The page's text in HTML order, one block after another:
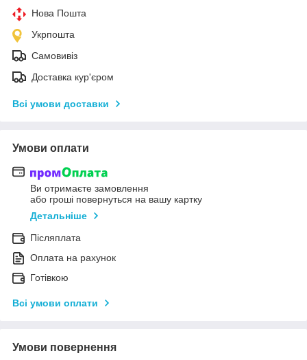
Нова Пошта
Укрпошта
Самовивіз
Доставка кур'єром
Всі умови доставки
Умови оплати
Ви отримаєте замовлення
або гроші повернуться на вашу картку
Детальніше
Післяплата
Оплата на рахунок
Готівкою
Всі умови оплати
Умови повернення